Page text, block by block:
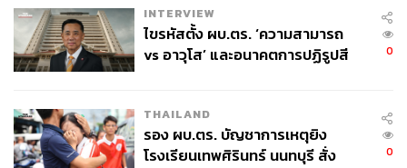
ตลอดเส้นทางการเดินทาง สิ่งที่เห็นได้ชัดคือ ประเทศนี้แตก
ต่างจากเมืองใหญ่ที่คุ้นเคย ไม่มีเสียงดังวุ่นวาย, ผู้คนไม่เร่งรีบ
และไม่มีปัญหาการจราจร
INTERVIEW
ไขรหัสตั้ง ผบ.ตร. ‘ความสามารถ
vs อาวุโส’ และอนาคตการปฏิรูปสี
0
THAILAND
รอง ผบ.ตร. บัญชาการเหตุยิง
โรงเรียนเทพศิรินทร์ นนทบุรี สั่ง
0